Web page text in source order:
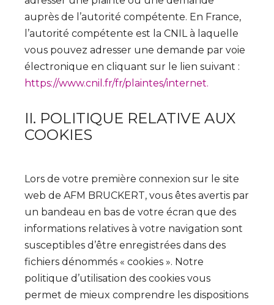
auprès de l’autorité compétente. En France,
l’autorité compétente est la CNIL à laquelle
vous pouvez adresser une demande par voie
électronique en cliquant sur le lien suivant :
https://www.cnil.fr/fr/plaintes/internet.
II. POLITIQUE RELATIVE AUX
COOKIES
Lors de votre première connexion sur le site
web de AFM BRUCKERT, vous êtes avertis par
un bandeau en bas de votre écran que des
informations relatives à votre navigation sont
susceptibles d’être enregistrées dans des
fichiers dénommés « cookies ». Notre
politique d’utilisation des cookies vous
permet de mieux comprendre les dispositions